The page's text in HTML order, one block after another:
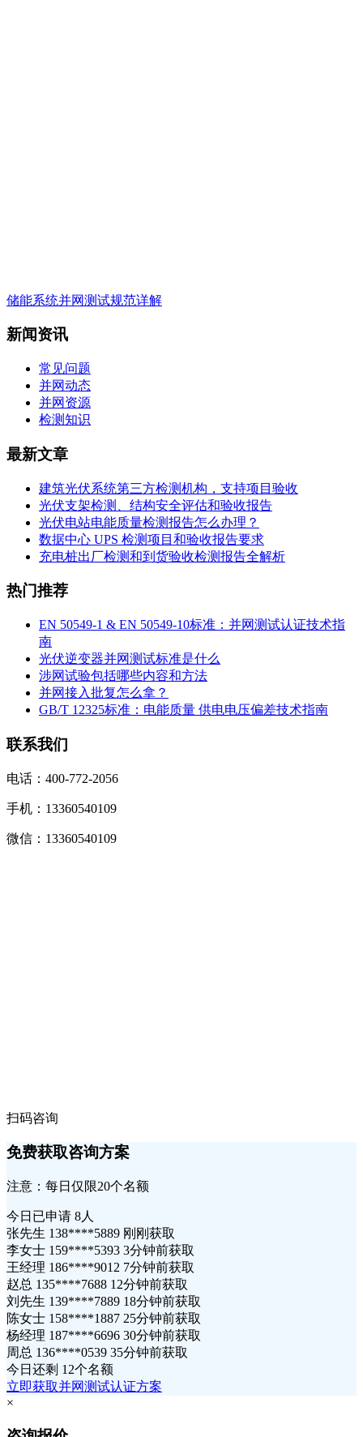
储能系统并网测试规范详解
新闻资讯
常见问题
并网动态
并网资源
检测知识
最新文章
建筑光伏系统第三方检测机构，支持项目验收
光伏支架检测、结构安全评估和验收报告
光伏电站电能质量检测报告怎么办理？
数据中心 UPS 检测项目和验收报告要求
充电桩出厂检测和到货验收检测报告全解析
热门推荐
EN 50549-1 & EN 50549-10标准：并网测试认证技术指
南
光伏逆变器并网测试标准是什么
涉网试验包括哪些内容和方法
并网接入批复怎么拿？
GB/T 12325标准：电能质量 供电电压偏差技术指南
联系我们
电话：400-772-2056
手机：13360540109
微信：13360540109
扫码咨询
免费获取咨询方案
注意：每日仅限20个名额
今日已申请 8人
张先生 138****5889 刚刚获取
李女士 159****5393 3分钟前获取
王经理 186****9012 7分钟前获取
赵总 135****7688 12分钟前获取
刘先生 139****7889 18分钟前获取
陈女士 158****1887 25分钟前获取
杨经理 187****6696 30分钟前获取
周总 136****0539 35分钟前获取
今日还剩 12个名额
立即获取并网测试认证方案
×